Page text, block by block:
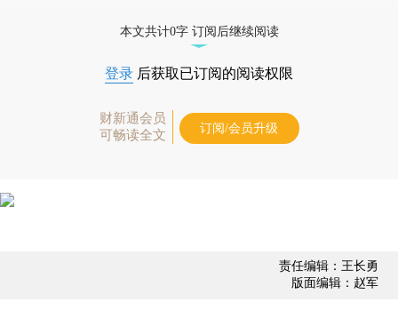
本文共计0字 订阅后继续阅读
登录 后获取已订阅的阅读权限
财新通会员
可畅读全文
订阅/会员升级
责任编辑：王长勇
版面编辑：赵军